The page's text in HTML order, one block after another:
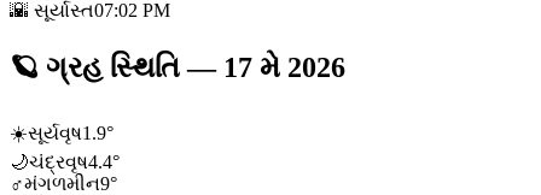
🌇 સૂર્યાસ્ત07:02 PM
🪐 ગ્રહ સ્થિતિ— 17 મે 2026
☀️સૂર્યવૃષ1.9°
🌙ચંદ્રવૃષ4.4°
♂મંગળમીન9°